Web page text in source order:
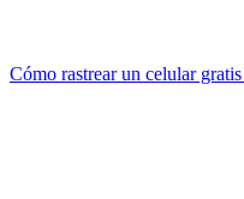
Cómo rastrear un celular